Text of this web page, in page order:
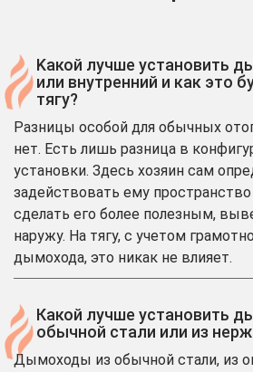
Kакой лучше установить
или внутренний и как это
тягу?
Разницы особой для обычных
нет. Есть лишь разница в
установки. Здесь хозяин сам
задействовать ему
сделать его более полезным,
наружу. На тягу, с учетом
дымохода, это никак не влияет.
Какой лучше установить
обычной стали или из
Дымоходы из обычной стали, из